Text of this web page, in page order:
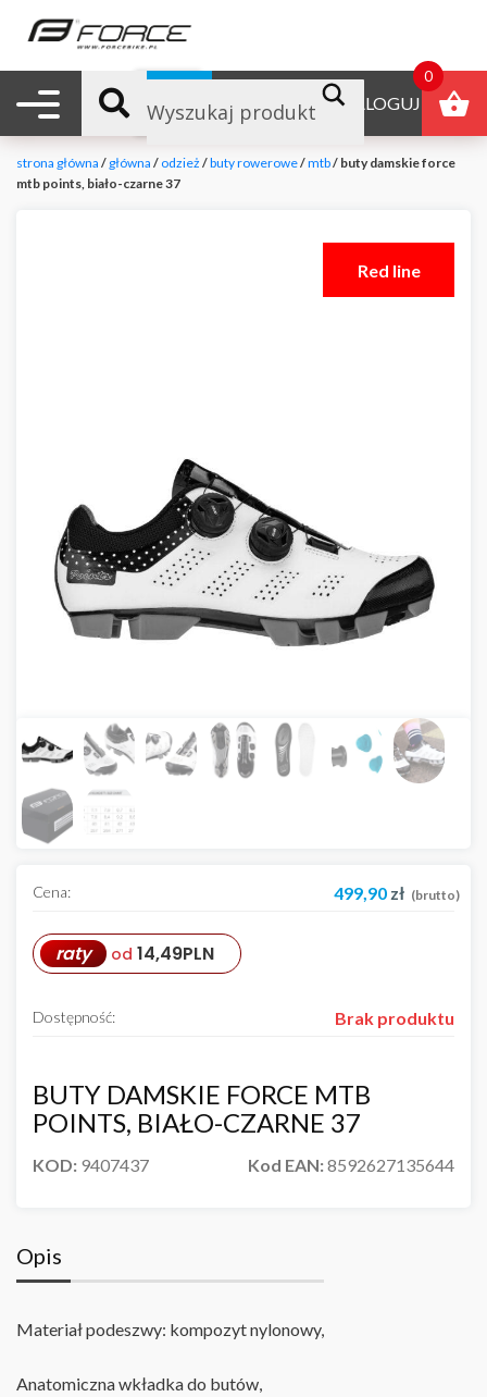
Nawigacja mobilna ZALOGUJ
B2B
strona główna / główna / odzież /buty rowerowe/mtb/ buty damskie force
mtb points, biało-czarne 37
Red line
BUTY DAMSKIE FORCE MTB
POINTS, BIAŁO-CZARNE 37
KOD: 9407437 Kod EAN:8592627135644
Cena: 499,90 zł (brutto)
raty od 14,49PLN
Dostępność: Brak produktu
Opis
Materiał podeszwy: kompozyt nylonowy,
Anatomiczna wkładka do butów,
0